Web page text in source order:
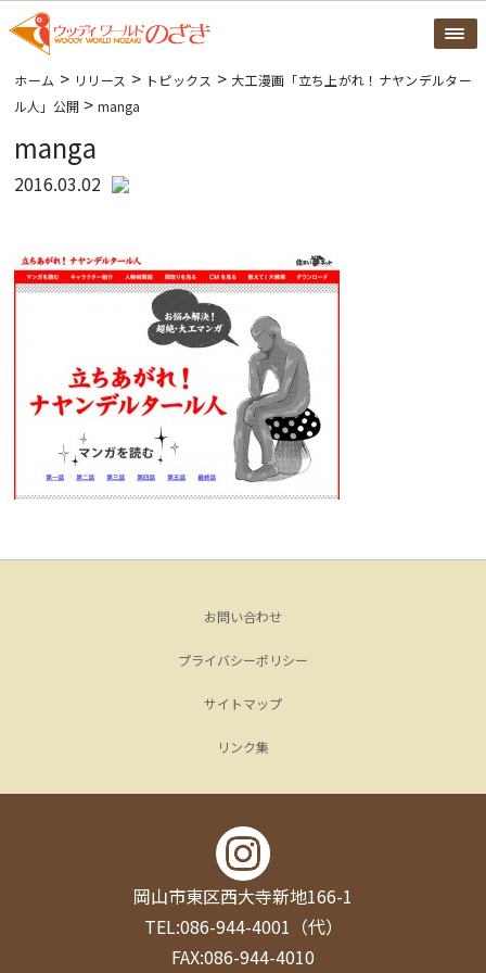
ホーム > リリース > トピックス > 大工漫画「立ち上がれ！ナヤンデルター
ル人」公開 >manga
manga
2016.03.02
お問い合わせ
プライバシーポリシー
サイトマップ
リンク集
岡山市東区西大寺新地166-1
TEL:086-944-4001（代）
FAX:086-944-4010